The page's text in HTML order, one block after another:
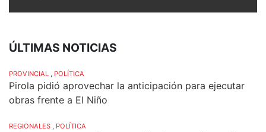
ÚLTIMAS NOTICIAS
PROVINCIAL POLÍTICA
Pirola pidió aprovechar la anticipación para ejecutar
obras frente a El Niño
REGIONALES POLÍTICA